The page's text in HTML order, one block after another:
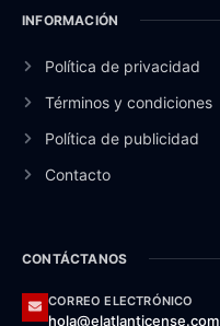
INFORMACIÓN
Política de privacidad
Términos y condiciones
Política de publicidad
Contacto
CONTÁCTANOS
CORREO ELECTRÓNICO
hola@elatlanticense.com